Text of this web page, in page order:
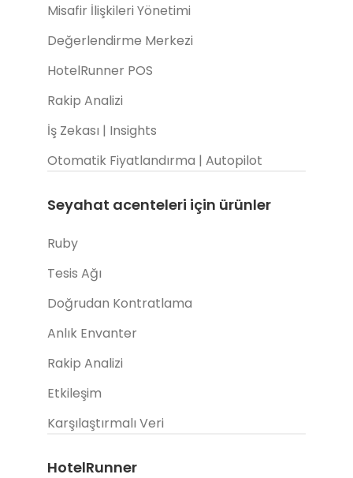
Misafir İlişkileri Yönetimi
Değerlendirme Merkezi
HotelRunner POS
Rakip Analizi
İş Zekası | Insights
Otomatik Fiyatlandırma | Autopilot
Seyahat acenteleri için ürünler
Ruby
Tesis Ağı
Doğrudan Kontratlama
Anlık Envanter
Rakip Analizi
Etkileşim
Karşılaştırmalı Veri
HotelRunner